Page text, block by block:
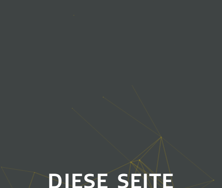
DIESE SEITE